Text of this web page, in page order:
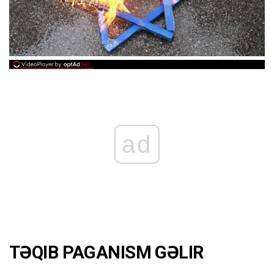
ad
TƏQIB PAGANISM GƏLIR